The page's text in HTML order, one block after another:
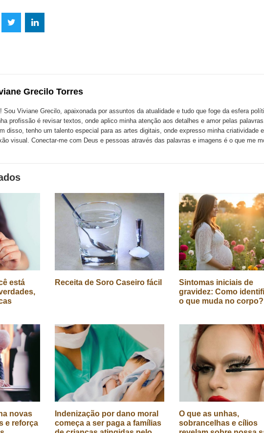
Grecilo Torres
Sou Viviane Grecilo, apaixonada por assuntos da atualidade e tudo que foge da esfera
profissão é revisar textos, onde aplico minha atenção aos detalhes e amor pelas palavras.
disso, tenho um talento especial para as artes digitais, onde expresso minha criatividade e
visual. Conectar-me com Deus e pessoas através das palavras e imagens é o que me
está
Receita de Soro Caseiro fácil
Sintomas iniciais de
gravidez: Como
o que muda no corpo?
novas
e reforça
Indenização por dano moral
começa a ser paga a famílias
O que as unhas,
sobrancelhas e cílios